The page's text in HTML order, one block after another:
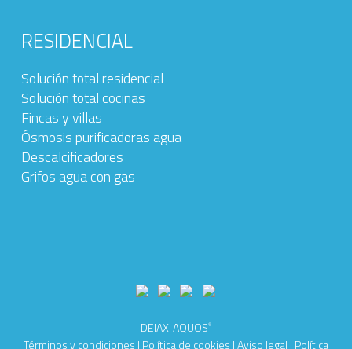
RESIDENCIAL
Solución total residencial
Solución total cocinas
Fincas y villas
Ósmosis purificadoras agua
Descalcificadores
Grifos agua con gas
DEIAX-AQUOS®
Términos y condiciones | Política de cookies |Aviso legal | Política